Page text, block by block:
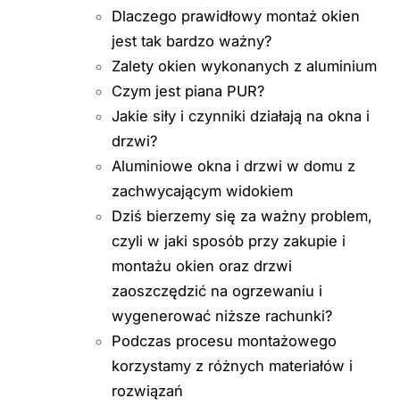
Dlaczego prawidłowy montaż okien
jest tak bardzo ważny?
Zalety okien wykonanych z aluminium
Czym jest piana PUR?
Jakie siły i czynniki działają na okna i
drzwi?
Aluminiowe okna i drzwi w domu z
zachwycającym widokiem
Dziś bierzemy się za ważny problem,
czyli w jaki sposób przy zakupie i
montażu okien oraz drzwi
zaoszczędzić na ogrzewaniu i
wygenerować niższe rachunki?
Podczas procesu montażowego
korzystamy z różnych materiałów i
rozwiązań